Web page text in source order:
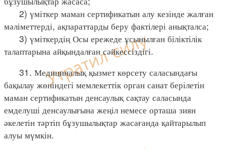
2) үміткер маман сертификатын алу кезінде жалған
мәліметтерді, ақпараттарды беру фактілері анықталса;
3) үміткердің Осы ережеде ұсынылған біліктілік
талаптарына айқындалған сәйкессіздігі.
31. Медициналық қызмет көрсету саласындағы
бақылау жөніндегі мемлекеттік орган санат берілетін
маман сертификатын денсаулық сақтау саласында
емделуші денсаулығына жеңіл немесе орташа зиян
әкелетін тәртіп бұзушылықтар жасағанда қайтарылып
алуы мүмкін.